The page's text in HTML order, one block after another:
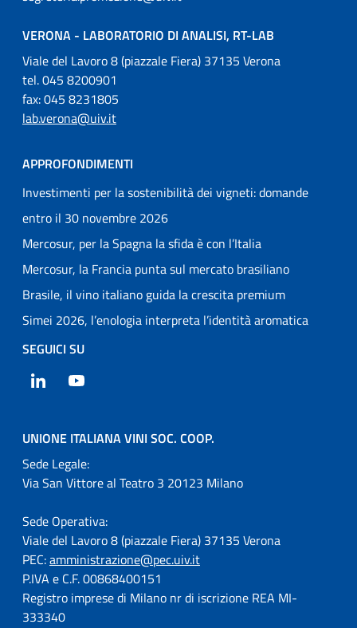
VERONA - LABORATORIO DI ANALISI, RT-LAB
Viale del Lavoro 8 (piazzale Fiera) 37135 Verona
tel. 045 8200901
fax: 045 8231805
lab.verona@uiv.it
APPROFONDIMENTI
Investimenti per la sostenibilità dei vigneti: domande
entro il 30 novembre 2026
Mercosur, per la Spagna la sfida è con l’Italia
Mercosur, la Francia punta sul mercato brasiliano
Brasile, il vino italiano guida la crescita premium
Simei 2026, l’enologia interpreta l’identità aromatica
SEGUICI SU
LinkedIn
UNIONE ITALIANA VINI SOC. COOP.
Sede Legale:
Via San Vittore al Teatro 3 20123 Milano
Sede Operativa:
Viale del Lavoro 8 (piazzale Fiera) 37135 Verona
PEC:amministrazione@pec.uiv.it
P.IVA e C.F. 00868400151
Registro imprese di Milano nr di iscrizione REA MI-
333340